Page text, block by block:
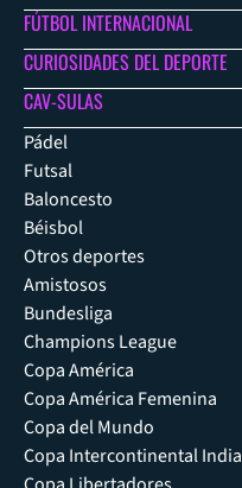
FÚTBOL INTERNACIONAL
CURIOSIDADES DEL DEPORTE
CAV-SULAS
Pádel
Futsal
Baloncesto
Béisbol
Otros deportes
Amistosos
Bundesliga
Champions League
Copa América
Copa América Femenina
Copa del Mundo
Copa Intercontinental India